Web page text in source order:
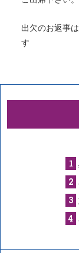
出欠のお返事
す